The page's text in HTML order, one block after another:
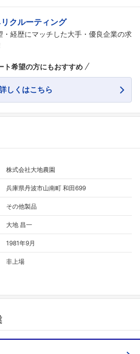
クルーティング
・経歴にマッチした大手・優良企業の求
ト希望の方にもおすすめ
しくはこちら
株式会社大地農園
兵庫県丹波市山南町 和田699
その他製品
大地 昌一
1981年9月
非上場